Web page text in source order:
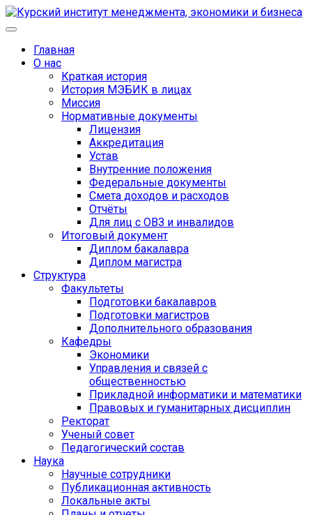
Главная
О нас
Краткая история
История МЭБИК в лицах
Миссия
Нормативные документы
Лицензия
Аккредитация
Устав
Внутренние положения
Федеральные документы
Смета доходов и расходов
Отчёты
Для лиц с ОВЗ и инвалидов
Итоговый документ
Диплом бакалавра
Диплом магистра
Структура
Факультеты
Подготовки бакалавров
Подготовки магистров
Дополнительного образования
Кафедры
Экономики
Управления и связей с
общественностью
Прикладной информатики и математики
Правовых и гуманитарных дисциплин
Ректорат
Ученый совет
Педагогический состав
Наука
Научные сотрудники
Публикационная активность
Локальные акты